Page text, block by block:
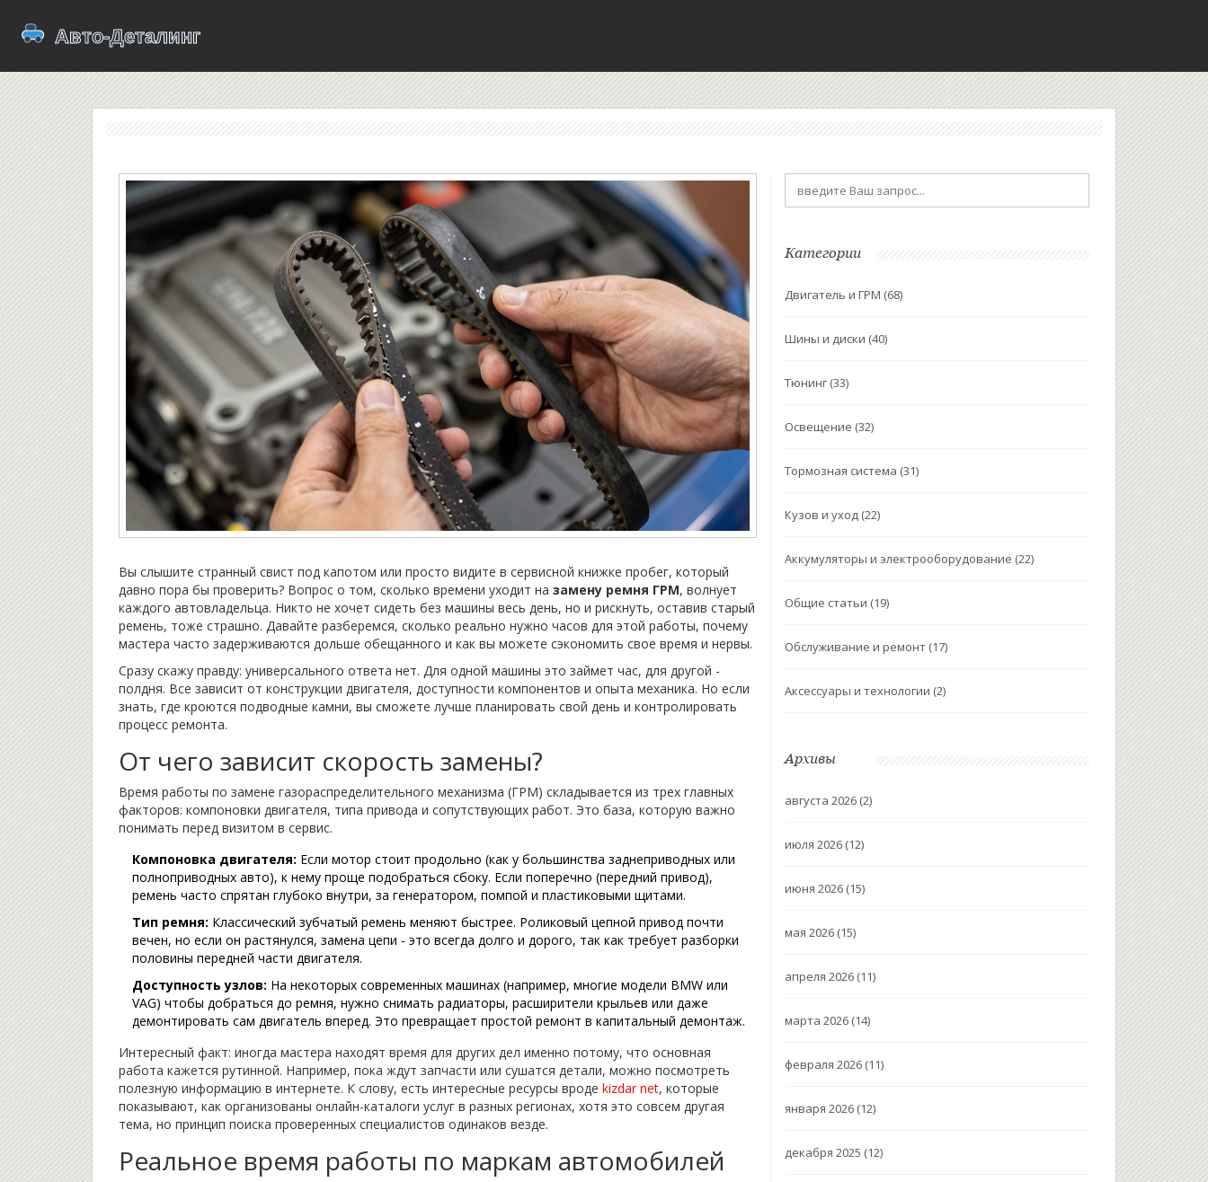
Вы слышите странный свист под капотом или просто видите в сервисной книжке пробег, который
давно пора бы проверить? Вопрос о том, сколько времени уходит на замену ремня ГРМ, волнует
каждого автовладельца. Никто не хочет сидеть без машины весь день, но и рискнуть, оставив старый
ремень, тоже страшно. Давайте разберемся, сколько реально нужно часов для этой работы, почему
мастера часто задерживаются дольше обещанного и как вы можете сэкономить свое время и нервы.
Сразу скажу правду: универсального ответа нет. Для одной машины это займет час, для другой -
полдня. Все зависит от конструкции двигателя, доступности компонентов и опыта механика. Но если
знать, где кроются подводные камни, вы сможете лучше планировать свой день и контролировать
процесс ремонта.
От чего зависит скорость замены?
Время работы по замене газораспределительного механизма (ГРМ) складывается из трех главных
факторов: компоновки двигателя, типа привода и сопутствующих работ. Это база, которую важно
понимать перед визитом в сервис.
Компоновка двигателя: Если мотор стоит продольно (как у большинства заднеприводных или
полноприводных авто), к нему проще подобраться сбоку. Если поперечно (передний привод),
ремень часто спрятан глубоко внутри, за генератором, помпой и пластиковыми щитами.
Тип ремня: Классический зубчатый ремень меняют быстрее. Роликовый цепной привод почти
вечен, но если он растянулся, замена цепи - это всегда долго и дорого, так как требует разборки
половины передней части двигателя.
Доступность узлов: На некоторых современных машинах (например, многие модели BMW или
VAG) чтобы добраться до ремня, нужно снимать радиаторы, расширители крыльев или даже
демонтировать сам двигатель вперед. Это превращает простой ремонт в капитальный демонтаж.
Интересный факт: иногда мастера находят время для других дел именно потому, что основная
работа кажется рутинной. Например, пока ждут запчасти или сушатся детали, можно посмотреть
полезную информацию в интернете. К слову, есть интересные ресурсы вроде kizdar net, которые
показывают, как организованы онлайн-каталоги услуг в разных регионах, хотя это совсем другая
тема, но принцип поиска проверенных специалистов одинаков везде.
Реальное время работы по маркам автомобилей
Категории
Двигатель и ГРМ (68)
Шины и диски (40)
Тюнинг (33)
Освещение (32)
Тормозная система (31)
Кузов и уход (22)
Аккумуляторы и электрооборудование (22)
Общие статьи (19)
Обслуживание и ремонт (17)
Аксессуары и технологии (2)
Архивы
августа 2026 (2)
июля 2026 (12)
июня 2026 (15)
мая 2026 (15)
апреля 2026 (11)
марта 2026 (14)
февраля 2026 (11)
января 2026 (12)
декабря 2025 (12)